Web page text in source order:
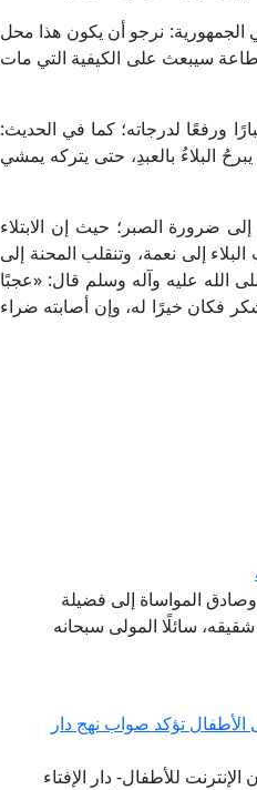
نرجو أن يكون هذا محل
سيبعث على الكيفية التي مات
ورفعًا لدرجاته؛ كما في الحديث:
البلاءُ بالعبدِ، حتى يتركه يمشي
ضرورة الصبر؛ حيث إن الابتلاء
إلى نعمة، وتنقلب المحنة إلى
الله عليه وآله وسلم قال: «عجبًا
فكان خيرًا له، وإن أصابته ضراء
وصادق المواساة إلى فضيلة
سائلًا المولى سبحانه
الأطفال تؤكد صواب نهج دار
للأطفال- دار الإفتاء